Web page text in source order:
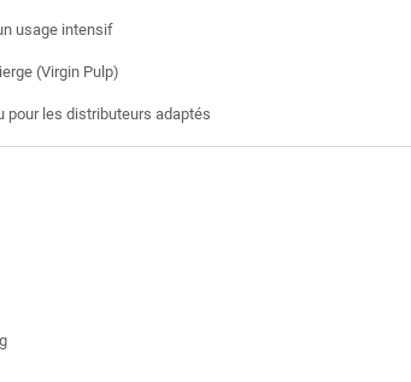
usage intensif
(Virgin Pulp)
les distributeurs adaptés